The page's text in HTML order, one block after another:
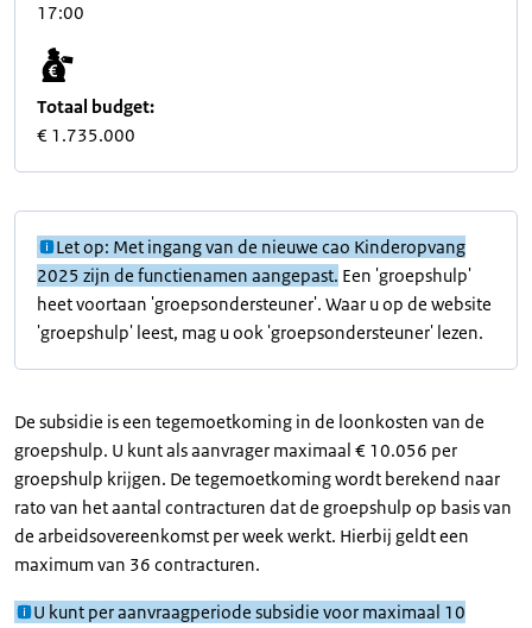
17:00
Totaal budget:
€ 1.735.000
Let op: Met ingang van de nieuwe cao Kinderopvang
2025 zijn de functienamen aangepast. Een 'groepshulp'
heet voortaan 'groepsondersteuner'. Waar u op de website
'groepshulp' leest, mag u ook 'groepsondersteuner' lezen.
De subsidie is een tegemoetkoming in de loonkosten van de
groepshulp. U kunt als aanvrager maximaal € 10.056 per
groepshulp krijgen. De tegemoetkoming wordt berekend naar
rato van het aantal contracturen dat de groepshulp op basis van
de arbeidsovereenkomst per week werkt. Hierbij geldt een
maximum van 36 contracturen.
U kunt per aanvraagperiode subsidie voor maximaal 10